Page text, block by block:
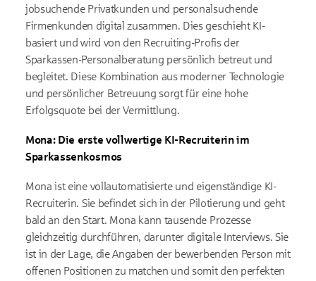
jobsuchende Privatkunden und personalsuchende
Firmenkunden digital zusammen. Dies geschieht KI-
basiert und wird von den Recruiting-Profis der
Sparkassen-Personalberatung persönlich betreut und
begleitet. Diese Kombination aus moderner Technologie
und persönlicher Betreuung sorgt für eine hohe
Erfolgsquote bei der Vermittlung.
Mona: Die erste vollwertige KI-Recruiterin im
Sparkassenkosmos
Mona ist eine vollautomatisierte und eigenständige KI-
Recruiterin. Sie befindet sich in der Pilotierung und geht
bald an den Start. Mona kann tausende Prozesse
gleichzeitig durchführen, darunter digitale Interviews. Sie
ist in der Lage, die Angaben der bewerbenden Person mit
offenen Positionen zu matchen und somit den perfekten